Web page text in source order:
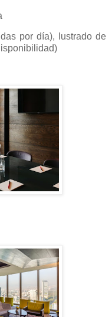
por día), lustrado de